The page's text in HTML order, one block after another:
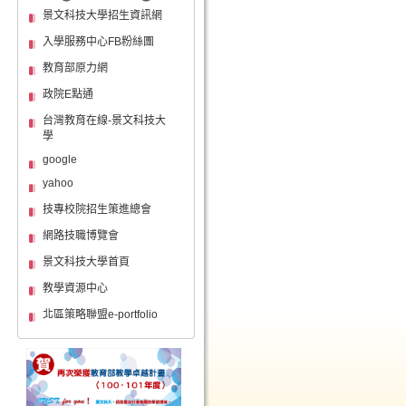
景文科技大學招生資訊網
入學服務中心FB粉絲團
教育部原力網
政院E點通
台灣教育在線-景文科技大
學
google
yahoo
技專校院招生策進總會
網路技職博覽會
景文科技大學首頁
教學資源中心
北區策略聯盟e-portfolio